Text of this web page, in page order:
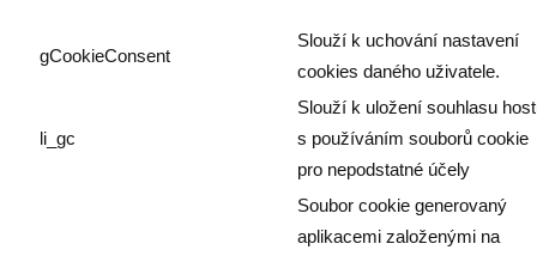
gCookieConsent
Slouží k uchování nastavení
cookies daného uživatele.
li_gc
Slouží k uložení souhlasu
s používáním souborů cookie
pro nepodstatné účely
Soubor cookie generovaný
aplikacemi založenými na